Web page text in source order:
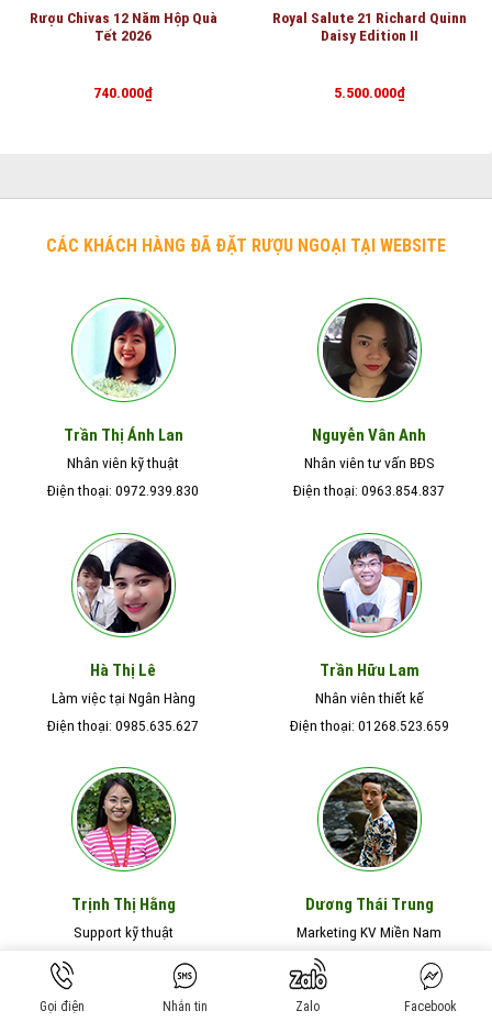
Rượu Chivas 12 Năm Hộp Quà
Tết 2026
740.000₫
Royal Salute 21 Richard Quinn
Daisy Edition II
5.500.000₫
CÁC KHÁCH HÀNG ĐÃ ĐẶT RƯỢU NGOẠI TẠI WEBSITE
Trần Thị Ánh Lan
Nhân viên kỹ thuật
Điện thoại: 0972.939.830
Nguyễn Vân Anh
Nhân viên tư vấn BĐS
Điện thoại: 0963.854.837
Hà Thị Lê
Làm việc tại Ngân Hàng
Điện thoại: 0985.635.627
Trần Hữu Lam
Nhân viên thiết kế
Điện thoại: 01268.523.659
Trịnh Thị Hằng
Support kỹ thuật
Điện thoại: 0985.635.215
Dương Thái Trung
Marketing KV Miền Nam
Điện thoại: 01659.632.125
Gọi điện Nhắn tin Zalo Facebook